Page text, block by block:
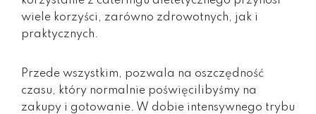
wiele korzyści, zarówno zdrowotnych, jak i
praktycznych.
Przede wszystkim, pozwala na oszczędność
czasu, który normalnie poświęcilibyśmy na
zakupy i gotowanie. W dobie intensywnego trybu